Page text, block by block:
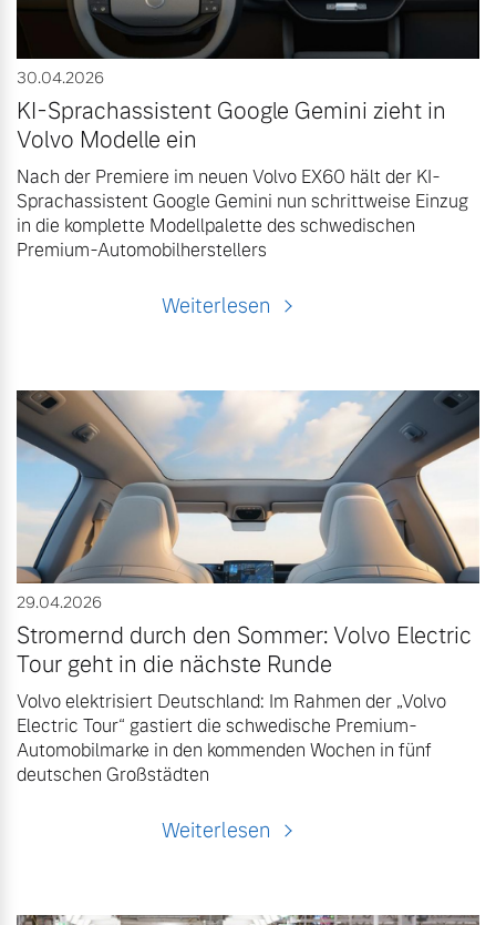
30.04.2026
KI-Sprachassistent Google Gemini zieht in
Volvo Modelle ein
Nach der Premiere im neuen Volvo EX60 hält der KI-
Sprachassistent Google Gemini nun schrittweise Einzug
in die komplette Modellpalette des schwedischen
Premium-Automobilherstellers
Weiterlesen
29.04.2026
Stromernd durch den Sommer: Volvo Electric
Tour geht in die nächste Runde
Volvo elektrisiert Deutschland: Im Rahmen der „Volvo
Electric Tour“ gastiert die schwedische Premium-
Automobilmarke in den kommenden Wochen in fünf
deutschen Großstädten
Weiterlesen